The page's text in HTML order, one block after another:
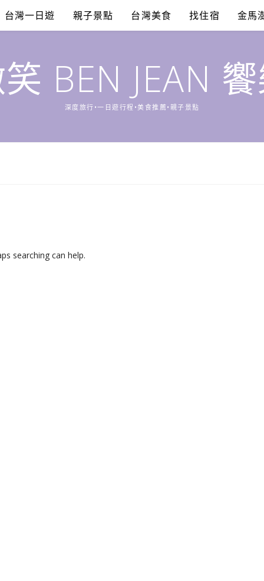
台灣一日遊 親子景點 台灣美食 找住宿 金馬
BEN JEAN
深度旅行•一日遊行程•美食推薦•親子景點
searching can help.